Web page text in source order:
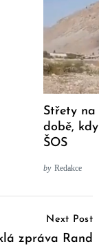
Střety na
době,
ŠOS
by Redakce
Next Post
zpráva Rand